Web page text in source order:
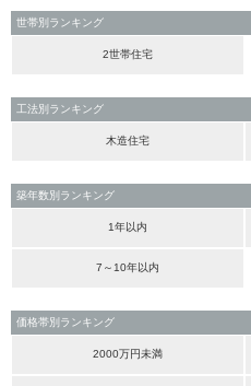
世帯別ランキング
2世帯住宅
工法別ランキング
木造住宅
築年数別ランキング
1年以内
7～10年以内
価格帯別ランキング
2000万円未満